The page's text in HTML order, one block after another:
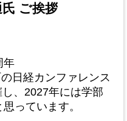
ご挨拶
年
日経カンファレンス
、2027年には学部
っています。